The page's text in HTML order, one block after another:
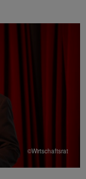
©Wirtschaftsrat